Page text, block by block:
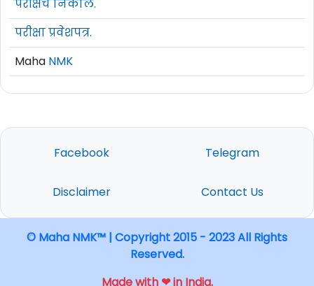
परीक्षेचे निकाल.
परीक्षा प्रवेशपत्र.
Maha NMK
Facebook Telegram
Disclaimer Contact Us
© Maha NMK™ | Copyright 2015 - 2023 All Rights
Reserved.